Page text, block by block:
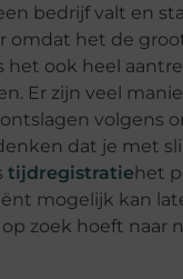
bedrijf valt en
omdat het de
het ook heel
Er zijn veel
volgens
dat je met
tijdregistratiehet
mogelijk kan
zoek hoeft naar